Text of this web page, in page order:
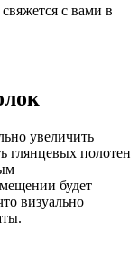
с вами в
увеличить
глянцевых полотен
будет
визуально